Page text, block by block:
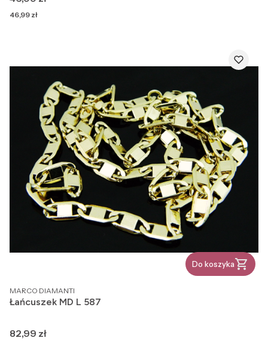
Cena
46,99 zł
Do koszyka
PRODUCENT
MARCO DIAMANTI
Łańcuszek MD L 587
Cena
82,99 zł